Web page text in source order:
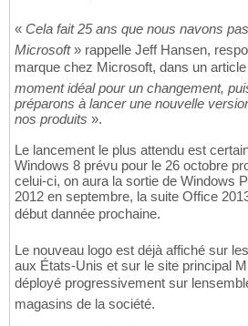
« Cela fait 25 ans que nous navons
Microsoft» rappelle Jeff Hansen,
marque chez Microsoft, dans un
moment idéal pour un changement,
préparons à lancer une nouvelle
nos produits ».
Le lancement le plus attendu est
Windows 8 prévu pour le 26 octobre
celui-ci, on aura la sortie de Windows
2012 en septembre, la suite Office
début dannée prochaine.
Le nouveau logo est déjà affiché sur
aux États-Unis et sur le site principal
déployé progressivement sur
magasins de la société.